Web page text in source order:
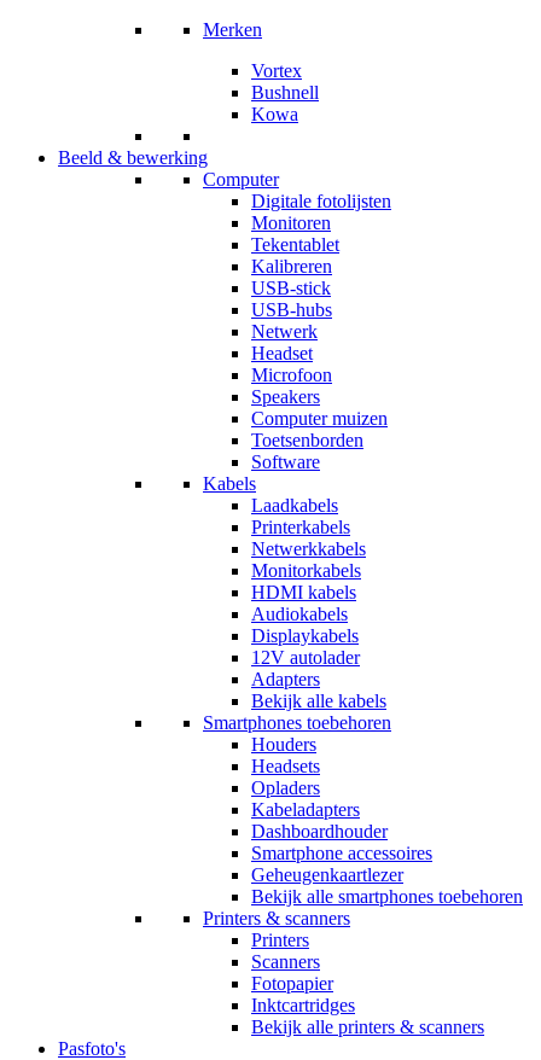
Merken
Vortex
Bushnell
Kowa
Beeld & bewerking
Computer
Digitale fotolijsten
Monitoren
Tekentablet
Kalibreren
USB-stick
USB-hubs
Netwerk
Headset
Microfoon
Speakers
Computer muizen
Toetsenborden
Software
Kabels
Laadkabels
Printerkabels
Netwerkkabels
Monitorkabels
HDMI kabels
Audiokabels
Displaykabels
12V autolader
Adapters
Bekijk alle kabels
Smartphones toebehoren
Houders
Headsets
Opladers
Kabeladapters
Dashboardhouder
Smartphone accessoires
Geheugenkaartlezer
Bekijk alle smartphones toebehoren
Printers & scanners
Printers
Scanners
Fotopapier
Inktcartridges
Bekijk alle printers & scanners
Pasfoto's